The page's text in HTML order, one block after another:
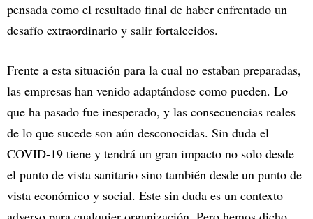
pensada como el resultado final de haber enfrentado un
desafío extraordinario y salir fortalecidos.
Frente a esta situación para la cual no estaban preparadas,
las empresas han venido adaptándose como pueden. Lo
que ha pasado fue inesperado, y las consecuencias reales
de lo que sucede son aún desconocidas. Sin duda el
COVID-19 tiene y tendrá un gran impacto no solo desde
el punto de vista sanitario sino también desde un punto de
vista económico y social. Este sin duda es un contexto